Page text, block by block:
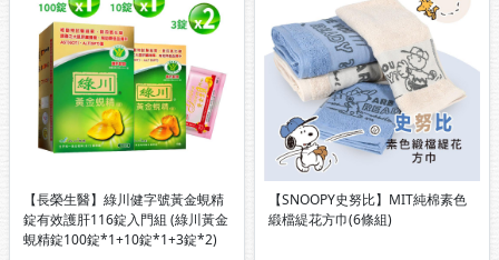
【長榮生醫】綠川健字號黃金蜆精
錠有效護肝116錠入門組 (綠川黃金
蜆精錠100錠*1+10錠*1+3錠*2)
【SNOOPY史努比】MIT純棉素色
緞檔緹花方巾(6條組)